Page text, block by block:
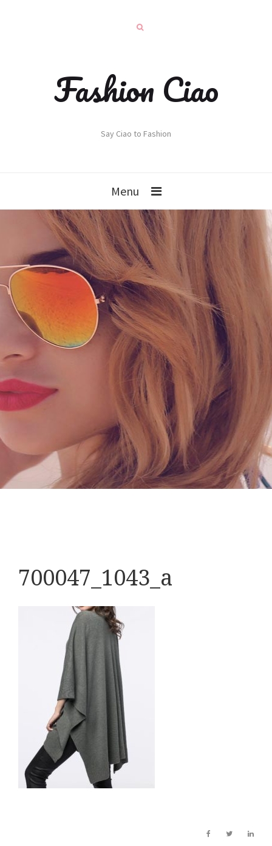
Fashion Ciao
Say Ciao to Fashion
Menu
700047_1043_a